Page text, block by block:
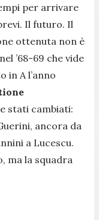
per arrivare
Il futuro. Il
ottenuta non è
’68-69 che vide
in A l’anno
stati cambiati:
ancora da
a Lucescu.
ma la squadra